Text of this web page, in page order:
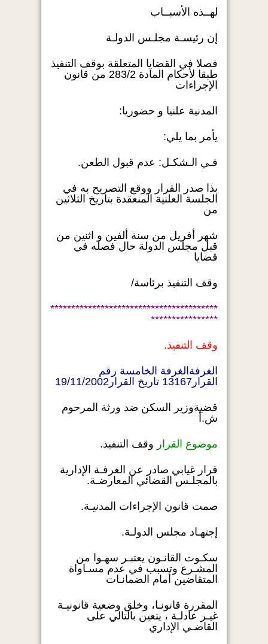
لهــذه الأسبــاب
إن رئيسـة مجلـس الدولـة
فصلا في القضايا المتعلقة بوقف التنفيذ
طبقا لأحكام المادة 283/2 من قانون
الإجراءات
المدنية علنيا و حضوريا:
يأمر بما يلي:
فـي الـشكـل: عدم قبول الطعن.
بذا صدر القرار ووقع التصريح به في
الجلسة العلنية المنعقدة بتاريخ الثلاثين
من
شهر أفريل من سنة ألفين و اثنين من
قبل مجلس الدولة حال فصله في
قضايا
وقف التنفيذ برئاسة/
****************************************
****************
وقف التنفيذ.
الغرفةالغرفة الخامسة رقم
القرار13167 تاريخ القرار19/11/2002
قضيةوزير السكن ضد ورثة المرحوم
ش.أ
موضوع القرار وقف التنفيذ.
قرار غيابي صادر عن الغرفـة الإدارية
بالمجلـس القضائي المعارضـة.
صمت قانون الإجراءات المدنيـة.
إجتهـاد مجلس الدولـة.
سكـوت القانـون يعتبـر سهـوا من
المشـرع وتسبب في عدم مسـاواة
المتقاضين أمام الضمانـات
المقررة قانونـا، وخلق وضعية قانونيـة
غيـر عادلـة ، يتعين بالتالي على
القاضـي الإداري